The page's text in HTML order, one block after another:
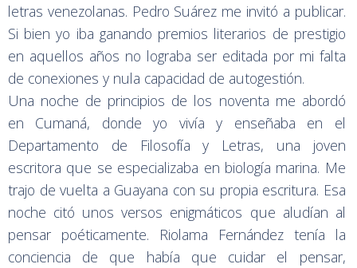
letras venezolanas. Pedro Suárez me invitó a publicar.
Si bien yo iba ganando premios literarios de prestigio
en aquellos años no lograba ser editada por mi falta
de conexiones y nula capacidad de autogestión.
Una noche de principios de los noventa me abordó
en Cumaná, donde yo vivía y enseñaba en el
Departamento de Filosofía y Letras, una joven
escritora que se especializaba en biología marina. Me
trajo de vuelta a Guayana con su propia escritura. Esa
noche citó unos versos enigmáticos que aludían al
pensar poéticamente. Riolama Fernández tenía la
conciencia de que había que cuidar el pensar,